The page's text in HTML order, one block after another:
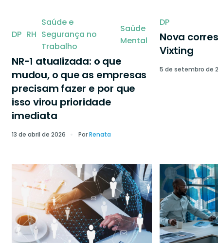
DP RH
Saúde e
Segurança no
Trabalho
Saúde
Mental
NR-1 atualizada: o que
mudou, o que as empresas
precisam fazer e por que
isso virou prioridade
imediata
13 de abril de 2026 PorRenata
DP
Nova
Vixting
5 de setembro de